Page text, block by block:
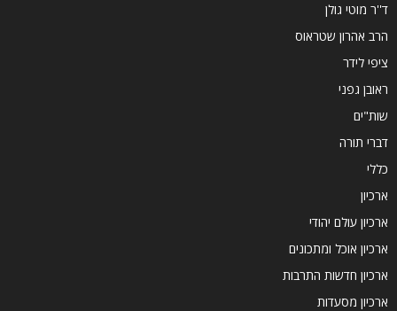
ד''ר מוטי גולן
הרב אהרון שטראוס
ציפי לידר
ראובן גפני
שות"ים
דברי תורה
כללי
ארכיון
ארכיון עולם יהודי
ארכיון אוכל ומתכונים
ארכיון חדשות התרבות
ארכיון מסעדות